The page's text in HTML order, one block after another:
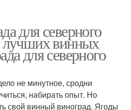
для северного
лучших винных
для северного
не минутное, сродни
набирать опыт. Но
свой винный виноград. Ягоды